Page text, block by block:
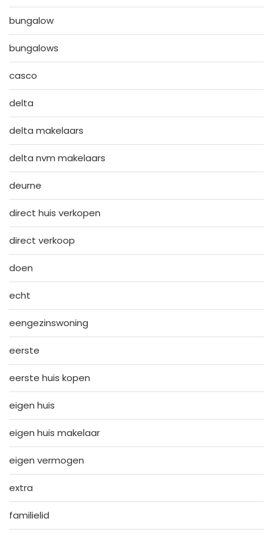
bungalow
bungalows
casco
delta
delta makelaars
delta nvm makelaars
deurne
direct huis verkopen
direct verkoop
doen
echt
eengezinswoning
eerste
eerste huis kopen
eigen huis
eigen huis makelaar
eigen vermogen
extra
familielid